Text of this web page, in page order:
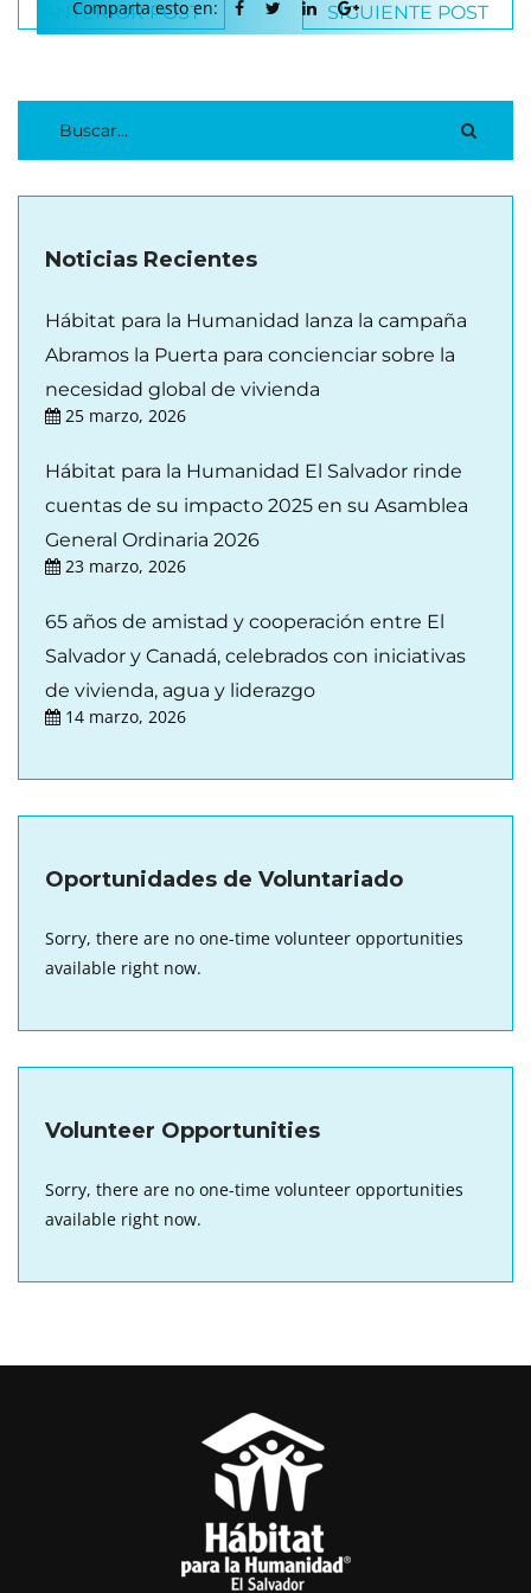
Comparta esto en:
ANTERIOR POST SIGUIENTE POST
Noticias Recientes
Hábitat para la Humanidad lanza la campaña
Abramos la Puerta para concienciar sobre la
necesidad global de vivienda
25 marzo, 2026
Hábitat para la Humanidad El Salvador rinde
cuentas de su impacto 2025 en su Asamblea
General Ordinaria 2026
23 marzo, 2026
65 años de amistad y cooperación entre El
Salvador y Canadá, celebrados con iniciativas
de vivienda, agua y liderazgo
14 marzo, 2026
Oportunidades de Voluntariado
Sorry, there are no one-time volunteer opportunities
available right now.
Volunteer Opportunities
Sorry, there are no one-time volunteer opportunities
available right now.